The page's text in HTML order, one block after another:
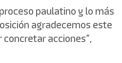
paulatino y lo más
agradecemos este
acciones”,